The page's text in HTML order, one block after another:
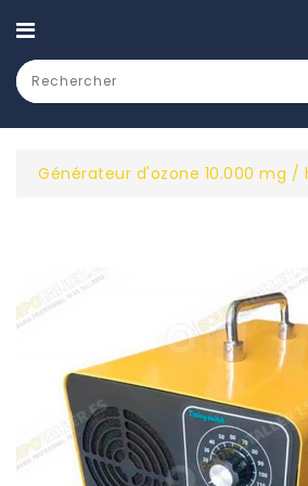
CATEGORY
Générateur d'ozone 10.000 mg /